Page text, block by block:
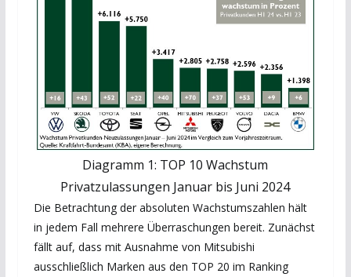
Diagramm 1: TOP 10 Wachstum
Privatzulassungen Januar bis Juni 2024
Die Betrachtung der absoluten Wachstumszahlen hält
in jedem Fall mehrere Überraschungen bereit. Zunächst
fällt auf, dass mit Ausnahme von Mitsubishi
ausschließlich Marken aus den TOP 20 im Ranking